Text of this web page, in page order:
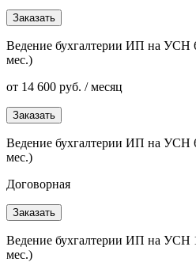
Заказать
Ведение бухгалтерии ИП на УСН
мес.)
от 14 600 руб. / месяц
Заказать
Ведение бухгалтерии ИП на УСН
мес.)
Договорная
Заказать
Ведение бухгалтерии ИП на УСН
мес.)